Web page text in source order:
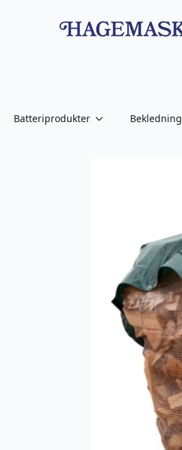
Batteriprodukter Bekledning